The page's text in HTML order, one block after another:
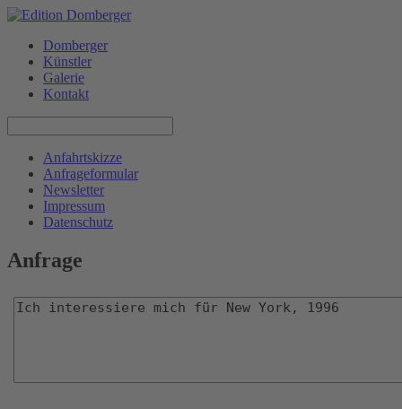
Domberger
Künstler
Galerie
Kontakt
Anfahrtskizze
Anfrageformular
Newsletter
Impressum
Datenschutz
Anfrage